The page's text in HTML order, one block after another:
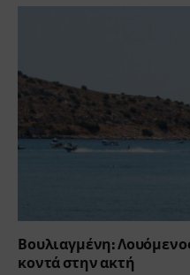
Βουλιαγμένη:
κοντά στην ακτή